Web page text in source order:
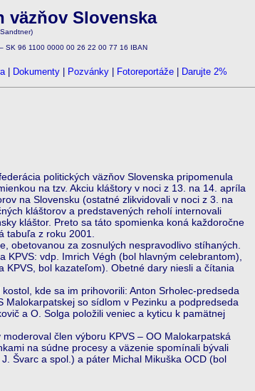
väzňov Slovenska
SK 96 1100 0000 00 26 22 00 77 16 IBAN
| Dokumenty Pozvánky Fotoreportáže Darujte 2%
politických väzňov Slovenska pripomenula
na tzv. Akciu kláštory v noci z 13. na 14. apríla
na Slovensku (ostatné zlikvidovali v noci z 3. na
kláštorov a predstavených reholí internovali
kláštor. Preto sa táto spomienka koná každoročne
tabuľa z roku 2001.
za zosnulých nespravodlivo stíhaných.
vdp. Imrich Végh (bol hlavným celebrantom),
KPVS, bol kazateľom). Obetné dary niesli a čítania
kde sa im prihovorili: Anton Srholec-predseda
Malokarpatskej so sídlom v Pezinku a podpredseda
a O. Solga položili veniec a kyticu k pamätnej
člen výboru KPVS – OO Malokarpatská
na súdne procesy a väzenie spomínali bývali
Švarc a spol.) a páter Michal Mikuška OCD (bol